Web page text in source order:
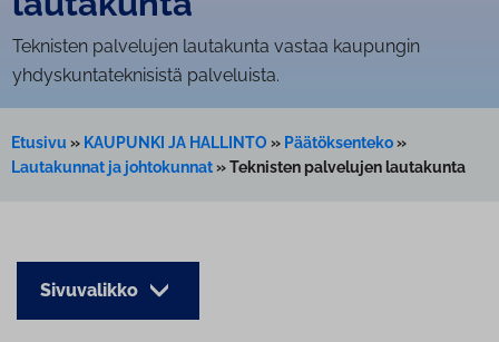
Teknisten palvelujen lautakunta vastaa kaupungin
yhdyskuntateknisistä palveluista.
Etusivu » KAUPUNKI JA HALLINTO » Päätöksenteko»
Lautakunnat ja johtokunnat»Teknisten palvelujen lautakunta
Sivuvalikko